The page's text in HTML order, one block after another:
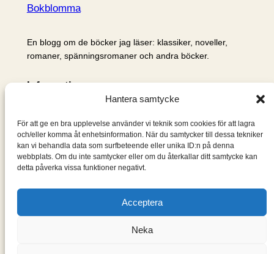
Hantera samtycke
För att ge en bra upplevelse använder vi teknik som cookies för att lagra
och/eller komma åt enhetsinformation. När du samtycker till dessa tekniker
kan vi behandla data som surfbeteende eller unika ID:n på denna
webbplats. Om du inte samtycker eller om du återkallar ditt samtycke kan
detta påverka vissa funktioner negativt.
Acceptera
Neka
Bokblomma
En blogg om de böcker jag läser: klassiker, noveller,
romaner, spänningsromaner och andra böcker.
Information
Om mig & om bloggen
S
ö
k